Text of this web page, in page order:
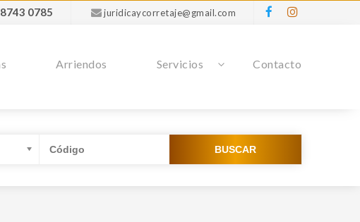
0785 juridicaycorretaje@gmail.com
Arriendos Servicios Contacto